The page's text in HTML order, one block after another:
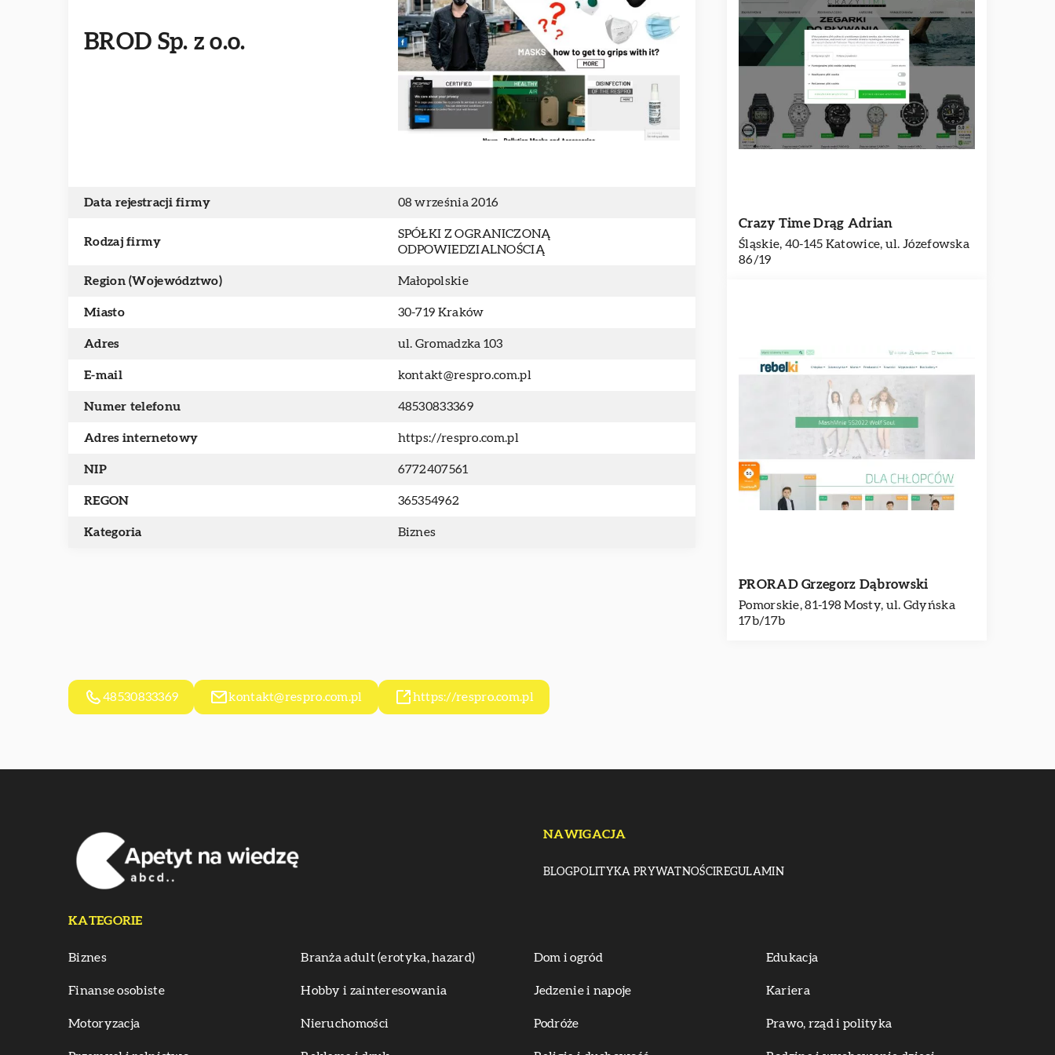
BROD Sp. z o.o.
Data rejestracji firmy 08 września 2016
Rodzaj firmy
SPÓŁKI Z OGRANICZONĄ
ODPOWIEDZIALNOŚCIĄ
Region (Województwo) Małopolskie
Miasto 30-719 Kraków
Adres ul. Gromadzka 103
E-mail kontakt@respro.com.pl
Numer telefonu 48530833369
Adres internetowy https://respro.com.pl
NIP 6772407561
REGON 365354962
Kategoria Biznes
Crazy Time Drąg Adrian
Śląskie, 40-145 Katowice, ul. Józefowska
86/19
PRORAD Grzegorz Dąbrowski
Pomorskie, 81-198 Mosty, ul. Gdyńska
17b/17b
48530833369 kontakt@respro.com.pl https://respro.com.pl
NAWIGACJA
BLOGPOLITYKA PRYWATNOŚCIREGULAMIN
KATEGORIE
Biznes Branża adult (erotyka, hazard) Dom i ogród Edukacja
Finanse osobiste Hobby i zainteresowania Jedzenie i napoje Kariera
Motoryzacja Nieruchomości Podróże Prawo, rząd i polityka